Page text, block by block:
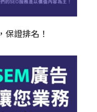
，保證排名！